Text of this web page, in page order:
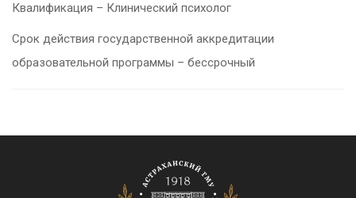
Квалификация – Клинический психолог
Срок действия государственной аккредитации
образовательной программы – бессрочный